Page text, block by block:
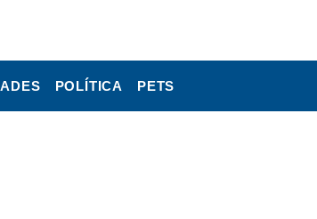
POLÍTICA PETS